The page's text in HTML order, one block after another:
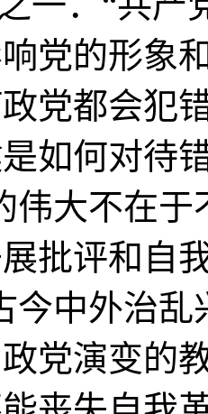
党的形象
党都会犯
如何对待
伟大不在
批评和自
今中外治
党演变的